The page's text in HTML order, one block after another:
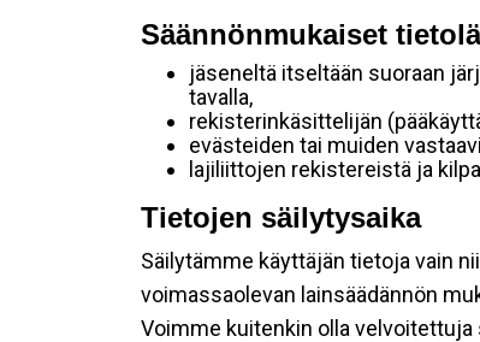
Säännönmukaiset
jäseneltä itseltään suoraan
tavalla,
rekisterinkäsittelijän
evästeiden tai muiden
lajiliittojen rekistereistä ja
Tietojen säilytysaika
Säilytämme käyttäjän tietoja vain
voimassaolevan lainsäädännön
Voimme kuitenkin olla